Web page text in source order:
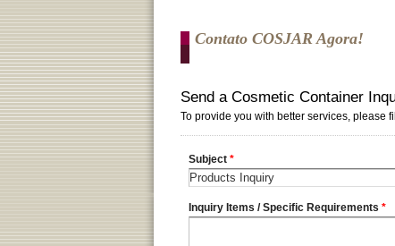
Contato COSJAR Agora!